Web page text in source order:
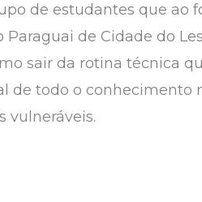
de estudantes que ao
de Cidade do
sair da rotina técnica
de todo o conhecimento
vulneráveis.